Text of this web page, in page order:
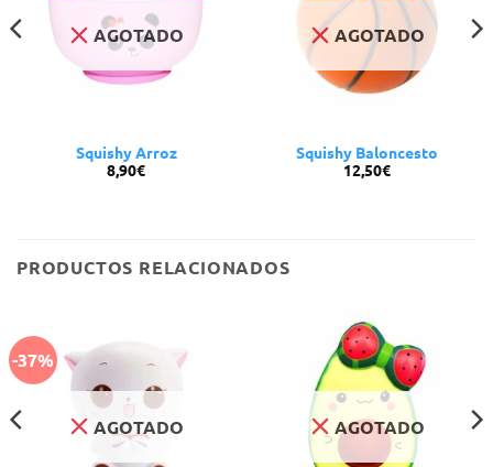
AGOTADO
Squishy Arroz
8,90€
AGOTADO
Squishy Baloncesto
12,50€
PRODUCTOS RELACIONADOS
-37%
AGOTADO AGOTADO